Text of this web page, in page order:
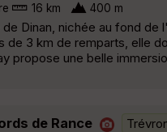
16 km 400 m
Dinan, nichée au fond
de 3 km de remparts, elle
propose une belle
de Rance